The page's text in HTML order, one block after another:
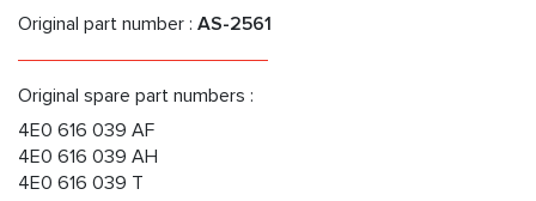
Original part number : AS-2561
Original spare part numbers :
4E0 616 039 AF
4E0 616 039 AH
4E0 616 039 T